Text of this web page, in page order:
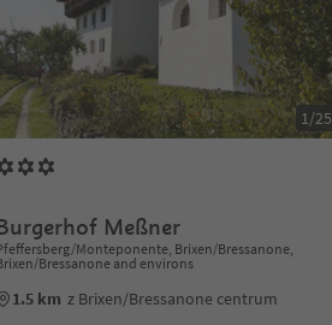
1/25
Meßner
Monteponente, Brixen/Bressanone,
Bressanone and environs
1.5 km z Brixen/Bressanone centrum